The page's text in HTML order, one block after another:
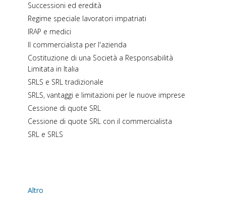
Successioni ed eredità
Regime speciale lavoratori impatriati
IRAP e medici
Il commercialista per l'azienda
Costituzione di una Società a Responsabilità
Limitata in Italia
SRLS e SRL tradizionale
SRLS, vantaggi e limitazioni per le nuove imprese
Cessione di quote SRL
Cessione di quote SRL con il commercialista
SRL e SRLS
Altro